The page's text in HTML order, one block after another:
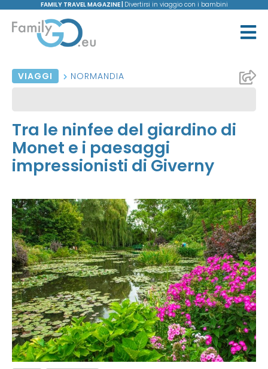
FAMILY TRAVEL MAGAZINE | Divertirsi in viaggio con i bambini
VIAGGI NORMANDIA
Tra le ninfee del giardino di
Monet e i paesaggi
impressionisti di Giverny